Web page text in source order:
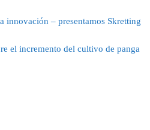
innovación – presentamos Skretting
el incremento del cultivo de panga